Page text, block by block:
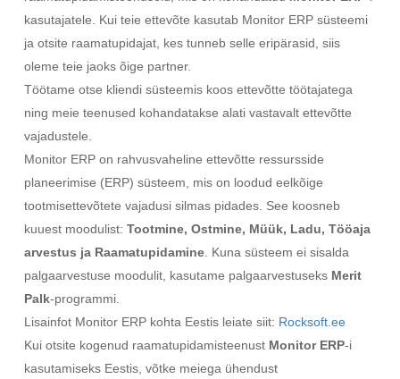
kasutajatele. Kui teie ettevõte kasutab Monitor ERP süsteemi
ja otsite raamatupidajat, kes tunneb selle eripärasid, siis
oleme teie jaoks õige partner.
Töötame otse kliendi süsteemis koos ettevõtte töötajatega
ning meie teenused kohandatakse alati vastavalt ettevõtte
vajadustele.
Monitor ERP on rahvusvaheline ettevõtte ressursside
planeerimise (ERP) süsteem, mis on loodud eelkõige
tootmisettevõtete vajadusi silmas pidades. See koosneb
kuuest moodulist: Tootmine, Ostmine, Müük, Ladu, Tööaja
arvestus ja Raamatupidamine. Kuna süsteem ei sisalda
palgaarvestuse moodulit, kasutame palgaarvestuseks Merit
Palk-programmi.
Lisainfot Monitor ERP kohta Eestis leiate siit: Rocksoft.ee
Kui otsite kogenud raamatupidamisteenust Monitor ERP-i
kasutamiseks Eestis, võtke meiega ühendust